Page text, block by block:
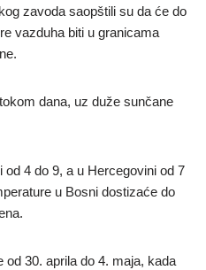
zavoda saopštili su da će do
vazduha biti u granicama
dana, uz duže sunčane
4 do 9, a u Hercegovini od 7
u Bosni dostizaće do
od 30. aprila do 4. maja, kada